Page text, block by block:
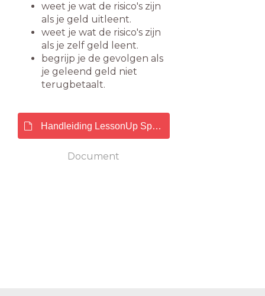
weet je wat de risico's zijn
als je geld uitleent.
weet je wat de risico's zijn
als je zelf geld leent.
begrijp je de gevolgen als
je geleend geld niet
terugbetaalt.
Handleiding LessonUp Sparen en lenen def.pdf
Document